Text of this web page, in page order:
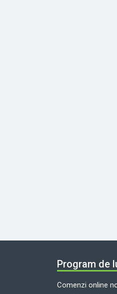
Program de
Comenzi online